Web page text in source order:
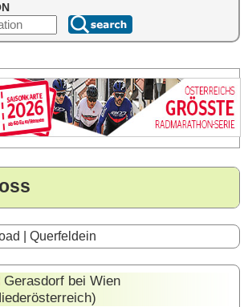
| Querfeldein
Gerasdorf bei Wien